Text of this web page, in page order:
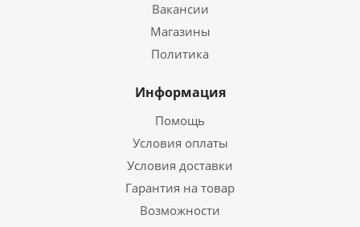
Вакансии
Магазины
Политика
Информация
Помощь
Условия оплаты
Условия доставки
Гарантия на товар
Возможности